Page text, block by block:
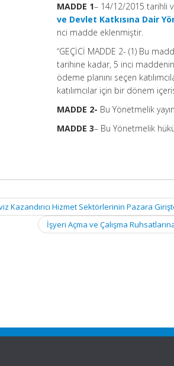
MADDE 1– 14/12/2015 tarihli
ve Devlet Katkısına Dair
nci madde eklenmiştir.
“GEÇİCİ MADDE 2- (1) Bu
tarihine kadar, 5 inci
ödeme planını seçen
katılımcılar için bir dönem
MADDE 2- Bu Yönetmelik
MADDE 3– Bu Yönetmelik
Kazandırıcı Hizmet Sektörlerinin Pazara
İşyeri Açma ve Çalışma